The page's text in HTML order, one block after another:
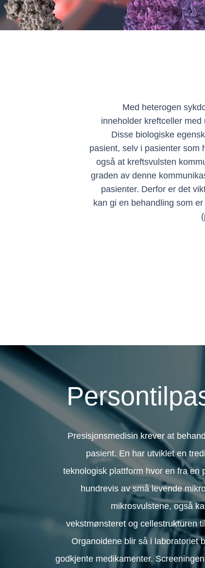
Med heterogen
inneholder kreftceller
Disse biologiske
pasient, selv i pasienter som
også at kreftsvulsten
graden av denne
pasienter. Derfor er det
kan gi en behandling som
Presisjonsmedisin krever at
pasient. En har utviklet en
teknologisk plattform hvor en fra en
hundrevis av små levende
mikrosvulstene, også
vekstmønsteret og cellestrukturen
Organoidene blir så i laboratoriet
godkjente medikamenter.